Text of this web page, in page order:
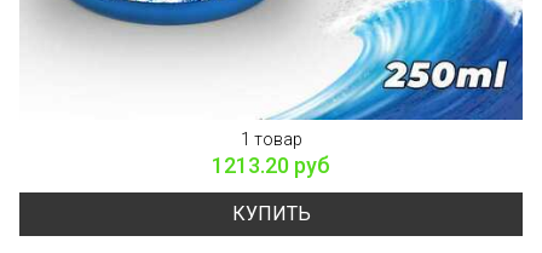
1 товар
1213.20 руб
КУПИТЬ